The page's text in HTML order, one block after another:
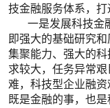
技金融服务体系，
一是发展科技金融
即强大的基础研究
集聚能力、强大的
求较大，任务异常
难，科技型企业融
既是金融的事，也